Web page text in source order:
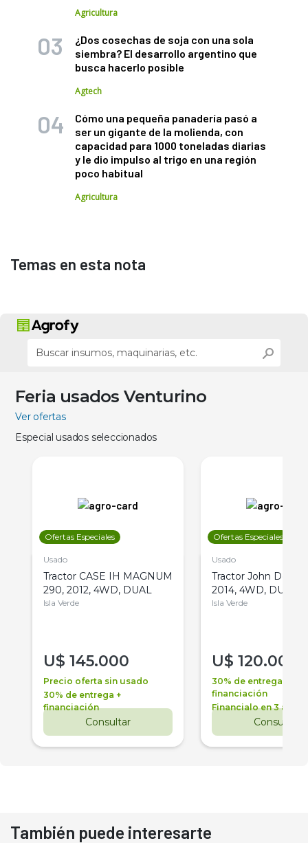
Agricultura
¿Dos cosechas de soja con una sola
siembra? El desarrollo argentino que
busca hacerlo posible
Agtech
Cómo una pequeña panadería pasó a
ser un gigante de la molienda, con
capacidad para 1000 toneladas diarias
y le dio impulso al trigo en una región
poco habitual
Agricultura
Temas en esta nota
Feria usados Venturino
Ver ofertas
Especial usados seleccionados
Ofertas Especiales
Usado
Tractor CASE IH MAGNUM
290, 2012, 4WD, DUAL
Isla Verde
U$ 145.000
Precio oferta sin usado
30% de entrega +
financiación
Consultar
Ofertas Especiales
Usado
Tractor John Deere
2014, 4WD, DUAL
Isla Verde
U$ 120.000
30% de entrega +
financiación
Financialo en 3 años
Consultar
También puede interesarte